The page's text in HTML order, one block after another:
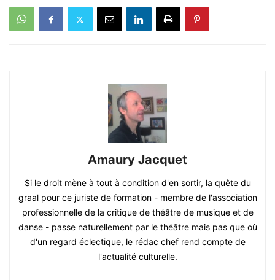
Amaury Jacquet
Si le droit mène à tout à condition d'en sortir, la quête du
graal pour ce juriste de formation - membre de l'association
professionnelle de la critique de théâtre de musique et de
danse - passe naturellement par le théâtre mais pas que où
d'un regard éclectique, le rédac chef rend compte de
l'actualité culturelle.